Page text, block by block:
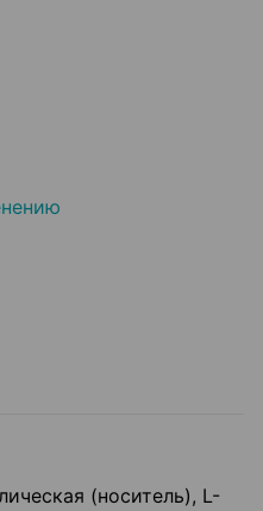
(носитель), L-